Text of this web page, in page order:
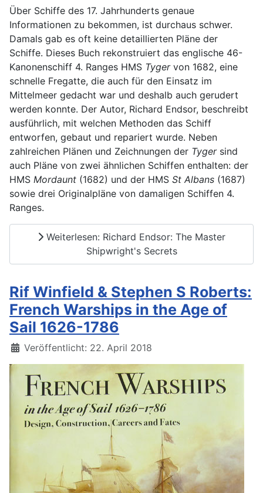
Über Schiffe des 17. Jahrhunderts genaue
Informationen zu bekommen, ist durchaus schwer.
Damals gab es oft keine detaillierten Pläne der
Schiffe. Dieses Buch rekonstruiert das englische 46-
Kanonenschiff 4. Ranges HMS Tygervon 1682, eine
schnelle Fregatte, die auch für den Einsatz im
Mittelmeer gedacht war und deshalb auch gerudert
werden konnte. Der Autor, Richard Endsor, beschreibt
ausführlich, mit welchen Methoden das Schiff
entworfen, gebaut und repariert wurde. Neben
zahlreichen Plänen und Zeichnungen der Tygersind
auch Pläne von zwei ähnlichen Schiffen enthalten: der
HMS Mordaunt (1682) und der HMS St Albans (1687)
sowie drei Originalpläne von damaligen Schiffen 4.
Ranges.
Weiterlesen: Richard Endsor: The Master
Shipwright's Secrets
Rif Winfield & Stephen S Roberts:
French Warships in the Age of
Sail 1626-1786
Details
Veröffentlicht: 22. April 2018